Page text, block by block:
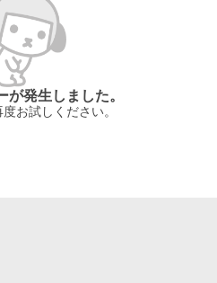
が発生しました。
お試しください。